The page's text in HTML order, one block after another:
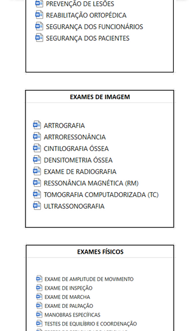
BAIXE AGORA EM SEU CELULAR OU
COMPUTADOR E DEIXE SEU NEGÓCIO
LEGALIZADO!